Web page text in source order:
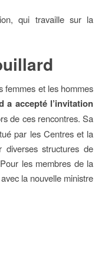
qui travaille sur la
femmes et les hommes
a accepté l’invitation
de ces rencontres. Sa
par les Centres et la
diverses structures de
les membres de la
la nouvelle ministre